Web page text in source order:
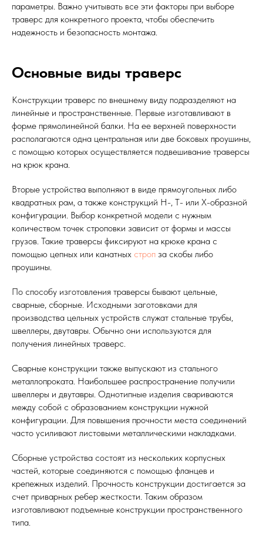
параметры. Важно учитывать все эти факторы при выборе
траверс для конкретного проекта, чтобы обеспечить
надежность и безопасность монтажа.
Основные виды траверс
Конструкции траверс по внешнему виду подразделяют на
линейные и пространственные. Первые изготавливают в
форме прямолинейной балки. На ее верхней поверхности
располагаются одна центральная или две боковых проушины,
с помощью которых осуществляется подвешивание траверсы
на крюк крана.
Вторые устройства выполняют в виде прямоугольных либо
квадратных рам, а также конструкций Н-, Т- или Х-образной
конфигурации. Выбор конкретной модели с нужным
количеством точек строповки зависит от формы и массы
грузов. Такие траверсы фиксируют на крюке крана с
помощью цепных или канатных строп за скобы либо
проушины.
По способу изготовления траверсы бывают цельные,
сварные, сборные. Исходными заготовками для
производства цельных устройств служат стальные трубы,
швеллеры, двутавры. Обычно они используются для
получения линейных траверс.
Сварные конструкции также выпускают из стального
металлопроката. Наибольшее распространение получили
швеллеры и двутавры. Однотипные изделия свариваются
между собой с образованием конструкции нужной
конфигурации. Для повышения прочности места соединений
часто усиливают листовыми металлическими накладками.
Сборные устройства состоят из нескольких корпусных
частей, которые соединяются с помощью фланцев и
крепежных изделий. Прочность конструкции достигается за
счет приварных ребер жесткости. Таким образом
изготавливают подъемные конструкции пространственного
типа.